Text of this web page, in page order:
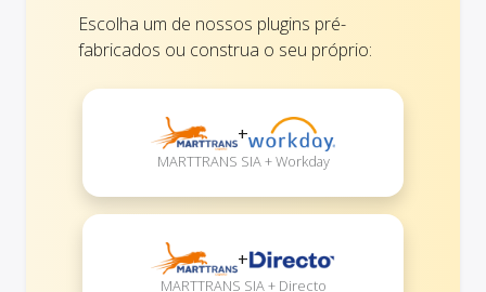
Escolha um de nossos plugins pré-
fabricados ou construa o seu próprio:
+
MARTTRANS SIA + Workday
+
MARTTRANS SIA + Directo